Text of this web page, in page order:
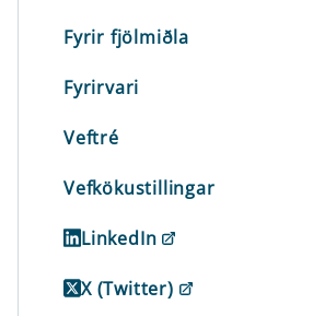
Fyrir fjölmiðla
Fyrirvari
Veftré
Vefkökustillingar
LinkedIn
X (Twitter)